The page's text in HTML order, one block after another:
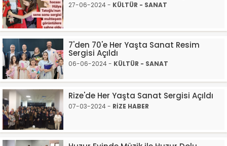
27-06-2024 - KÜLTÜR - SANAT
7'den 70'e Her Yaşta Sanat Resim
Sergisi Açıldı
06-06-2024 - KÜLTÜR - SANAT
Rize'de Her Yaşta Sanat Sergisi Açıldı
07-03-2024 - RİZE HABER